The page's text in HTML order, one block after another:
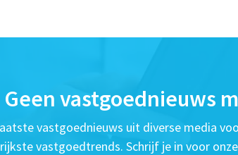
Geen vastgoednieuws
vastgoednieuws uit diverse media
vastgoedtrends. Schrijf je in voor